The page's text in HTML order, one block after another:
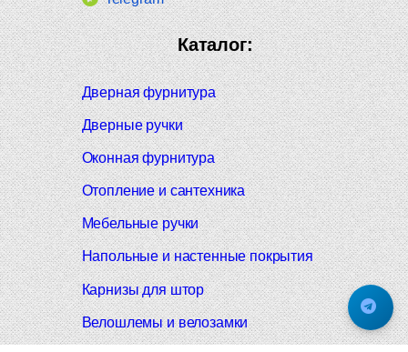
Каталог:
Дверная фурнитура
Дверные ручки
Оконная фурнитура
Отопление и сантехника
Мебельные ручки
Напольные и настенные покрытия
Карнизы для штор
Велошлемы и велозамки